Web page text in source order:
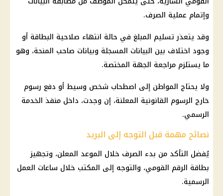
وإتمام عملية الصرف.
وقد يتعذر تسليم المبلغ في حالة انتهاء صلاحية البطاقة أو
وجود اختلاف بين البيانات المسجلة وبيانات صاحب المنحة، وهو
ما يستلزم مراجعة الجهة المختصة.
ولا يحتاج المواطن إلى اصطحاب شخص وسيط أو دفع رسوم
خارج الرسوم القانونية المعلنة، إن وجدت، داخل منفذ الخدمة
الرسمي.
نصائح مهمة قبل التوجه إلى البريد
يُفضل التأكد من بدء الصرف خلال الموعد المعلن، وتجهيز
بطاقة الرقم القومي، والتوجه إلى المكتب خلال ساعات العمل
الرسمية.